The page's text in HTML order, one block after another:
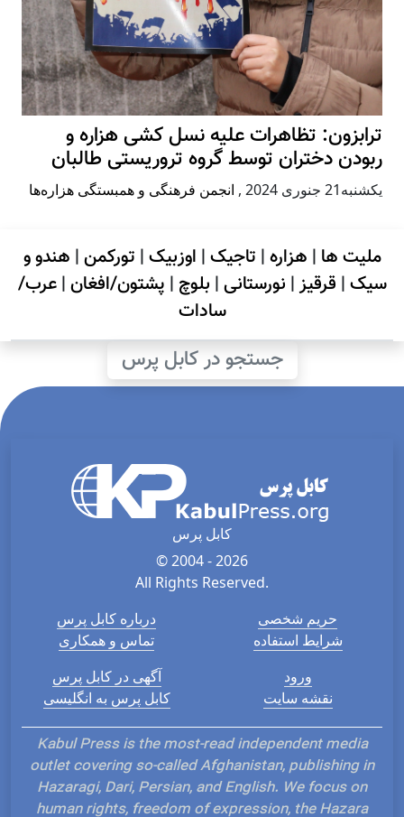
ترابزون: تظاهرات علیه نسل کشی هزاره و
ربودن دختران توسط گروه تروریستی طالبان
يكشنبه21 جنوری 2024 , انجمن فرهنگی و همبستگی هزاره‌ها
ملیت ها | هزاره| تاجیک| اوزبیک| تورکمن| هندو و
سیک| قرقیز| نورستانی| بلوچ | پشتون/افغان|عرب/
سادات
جستجو در کابل پرس
کابل پرس
© 2004 - 2026
All Rights Reserved.
درباره کابل پرس
تماس و همکاری
حریم شخصی
شرایط استفاده
آگهی در کابل پرس
کابل پرس به انگلیسی
ورود
نقشه سایت
Kabul Press is the most-read independent media
outlet covering so-called Afghanistan, publishing in
Hazaragi, Dari, Persian, and English. We focus on
human rights, freedom of expression, the Hazara